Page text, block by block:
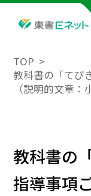
TOP
教科書の「てび
（説明的文章：
教科書の
指導事項